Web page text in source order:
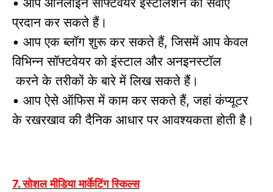
प्रदान कर सकते हैं।
• आप एक ब्लॉग शुरू कर सकते हैं,जिसमें आप केवल
विभिन्न सॉफ्टवेयर को इंस्टाल और अनइनस्टॉल
करने के तरीकों के बारे में लिख सकते हैं।
• आप ऐसे ऑफिस में काम कर सकते हैं,जहां कंप्यूटर
के रखरखाव की दैनिक आधार पर आवश्यकता होती है।
7.सोशल मीडिया मार्केटिंग स्किल्स